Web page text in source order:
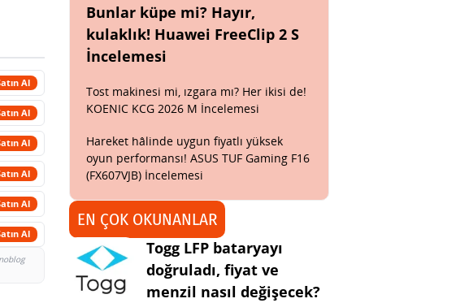
Al
Al
Al
Al
Al
Al
Bunlar küpe mi? Hayır,
kulaklık! Huawei FreeClip 2 S
İncelemesi
Tost makinesi mi, ızgara mı? Her ikisi de!
KOENIC KCG 2026 M İncelemesi
Hareket hâlinde uygun fiyatlı yüksek
oyun performansı! ASUS TUF Gaming F16
(FX607VJB) İncelemesi
EN ÇOK OKUNANLAR
Togg LFP bataryayı
doğruladı, fiyat ve
menzil nasıl değişecek?